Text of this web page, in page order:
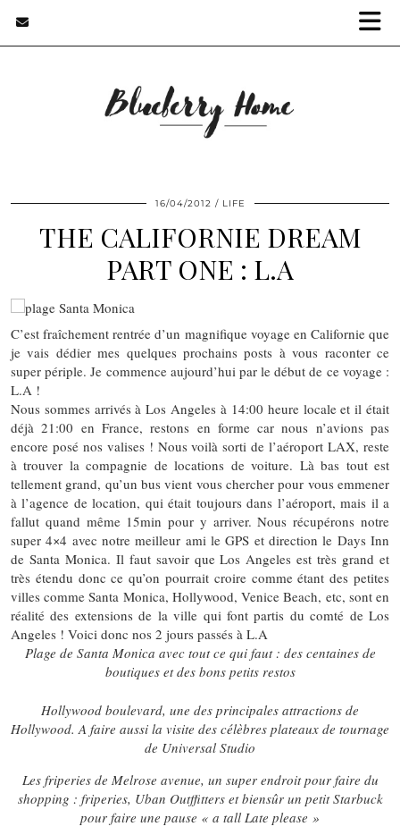
16/04/2012 LIFE
THE CALIFORNIE DREAM
PART ONE : L.A
C’est fraîchement rentrée d’un magnifique voyage en Californie que
je vais dédier mes quelques prochains posts à vous raconter ce
super périple. Je commence aujourd’hui par le début de ce voyage :
L.A !
Nous sommes arrivés à Los Angeles à 14:00 heure locale et il était
déjà 21:00 en France, restons en forme car nous n’avions pas
encore posé nos valises ! Nous voilà sorti de l’aéroport LAX, reste
à trouver la compagnie de locations de voiture. Là bas tout est
tellement grand, qu’un bus vient vous chercher pour vous emmener
à l’agence de location, qui était toujours dans l’aéroport, mais il a
fallut quand même 15min pour y arriver. Nous récupérons notre
super 4×4 avec notre meilleur ami le GPS et direction le Days Inn
de Santa Monica. Il faut savoir que Los Angeles est très grand et
très étendu donc ce qu’on pourrait croire comme étant des petites
villes comme Santa Monica, Hollywood, Venice Beach, etc, sont en
réalité des extensions de la ville qui font partis du comté de Los
Angeles ! Voici donc nos 2 jours passés à L.A
Plage de Santa Monica avec tout ce qui faut : des centaines de
boutiques et des bons petits restos
Hollywood boulevard, une des principales attractions de
Hollywood. A faire aussi la visite des célèbres plateaux de tournage
de Universal Studio
Les friperies de Melrose avenue, un super endroit pour faire du
shopping : friperies, Uban Outffitters et biensûr un petit Starbuck
pour faire une pause « a tall Late please »